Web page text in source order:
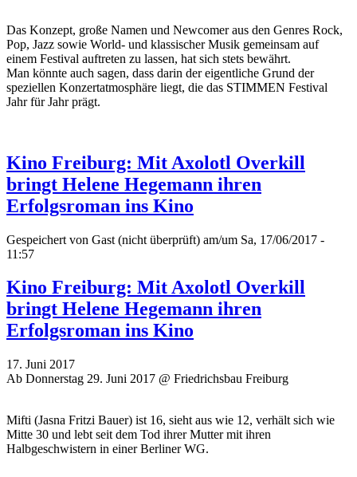
Das Konzept, große Namen und Newcomer aus den Genres Rock,
Pop, Jazz sowie World- und klassischer Musik gemeinsam auf
einem Festival auftreten zu lassen, hat sich stets bewährt.
Man könnte auch sagen, dass darin der eigentliche Grund der
speziellen Konzertatmosphäre liegt, die das STIMMEN Festival
Jahr für Jahr prägt.
Kino Freiburg: Mit Axolotl Overkill
bringt Helene Hegemann ihren
Erfolgsroman ins Kino
Gespeichert von Gast (nicht überprüft) am/um Sa, 17/06/2017 -
11:57
Kino Freiburg: Mit Axolotl Overkill
bringt Helene Hegemann ihren
Erfolgsroman ins Kino
17. Juni 2017
Ab Donnerstag 29. Juni 2017 @ Friedrichsbau Freiburg
Mifti (Jasna Fritzi Bauer) ist 16, sieht aus wie 12, verhält sich wie
Mitte 30 und lebt seit dem Tod ihrer Mutter mit ihren
Halbgeschwistern in einer Berliner WG.